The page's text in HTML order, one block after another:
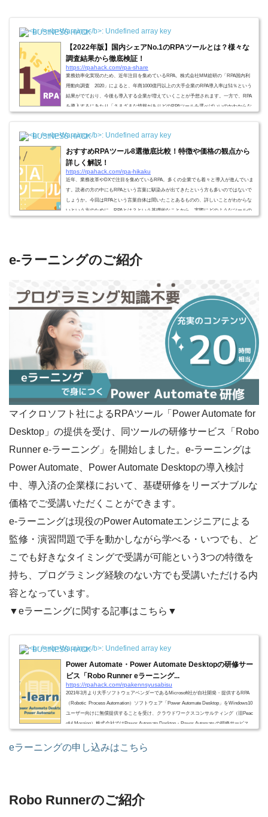
BUSINESS HACK
【2022年版】国内シェアNo.1のRPAツールとは？様々な
調査結果から徹底検証！
https://rpahack.com/rpa-share
業務効率化実現のため、近年注目を集めているRPA。株式会社MM総研の「RPA国内利
用動向調査 2020」によると、年商1000億円以上の大手企業のRPA導入率は51％という
結果がでており、今後も導入する企業が増えていくことが予想されます。一方で、RPA
を導入するにあたり「さまざまな情報がありどのRPAツールを選べばいいのかわからな
いるUiPath・WinActorを比較し、シェアNo...
BUSINESS HACK
おすすめRPAツール8選徹底比較！特徴や価格の観点から
詳しく解説！
https://rpahack.com/rpa-hikaku
近年、業務改革やDXで注目を集めているRPA。多くの企業でも着々と導入が進んでいま
す。読者の方の中にもRPAという言葉に馴染みが出てきたという方も多いのではないで
しょうか。今回はRPAという言葉自体は聞いたことあるものの、詳しいことがわからな
いという方のために、RPAとは？という基礎的なことから、実際にどのようなツールの
e-ラーニングのご紹介
マイクロソフト社によるRPAツール「Power Automate for
Desktop」の提供を受け、同ツールの研修サービス「Robo
Runner e-ラーニング」を開始しました。e-ラーニングは
Power Automate、Power Automate Desktopの導入検討
中、導入済の企業様において、基礎研修をリーズナブルな
価格でご受講いただくことができます。
e-ラーニングは現役のPower Automateエンジニアによる
監修・演習問題で手を動かしながら学べる・いつでも、ど
こでも好きなタイミングで受講が可能という3つの特徴を
持ち、プログラミング経験のない方でも受講いただける内
容となっています。
▼eラーニングに関する記事はこちら▼
BUSINESS HACK
Power Automate・Power Automate Desktopの研修サー
ビス「Robo Runner eラーニング...
https://rpahack.com/rpakennsyusabisu
2021年3月より大手ソフトウェアベンダーであるMicrosoft社が自社開発・提供するRPA
（Robotic Process Automation）ソフトウェア「Power Automate Desktop」をWindows10
ユーザー向けに無償提供することを受け、クラウドワークスコンサルティング（旧Peac
eful Morning）株式会社ではPower Automate Desktop・Power Automate の研修サービス
ュラムで基礎的な内容のインプットだけでなく実践・アウトプットを意識した演習が多
く含まれており、Power Automat...
eラーニングの申し込みはこちら
Robo Runnerのご紹介